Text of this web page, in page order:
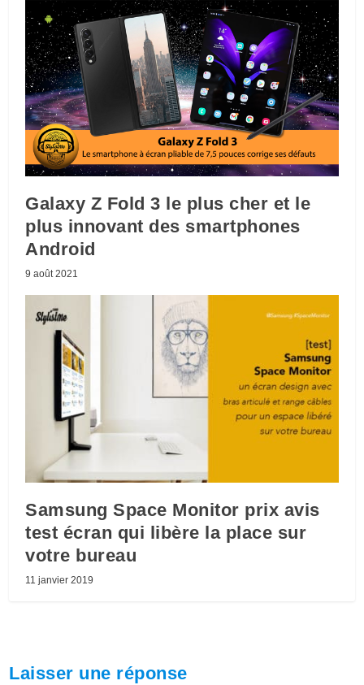
Galaxy Z Fold 3 le plus cher et le
plus innovant des smartphones
Android
9 août 2021
Samsung Space Monitor prix avis
test écran qui libère la place sur
votre bureau
11 janvier 2019
Laisser une réponse